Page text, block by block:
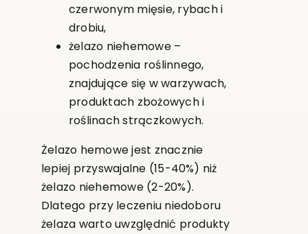
czerwonym mięsie, rybach i
drobiu,
żelazo niehemowe –
pochodzenia roślinnego,
znajdujące się w warzywach,
produktach zbożowych i
roślinach strączkowych.
Żelazo hemowe jest znacznie
lepiej przyswajalne (15-40%) niż
żelazo niehemowe (2-20%).
Dlatego przy leczeniu niedoboru
żelaza warto uwzględnić produkty